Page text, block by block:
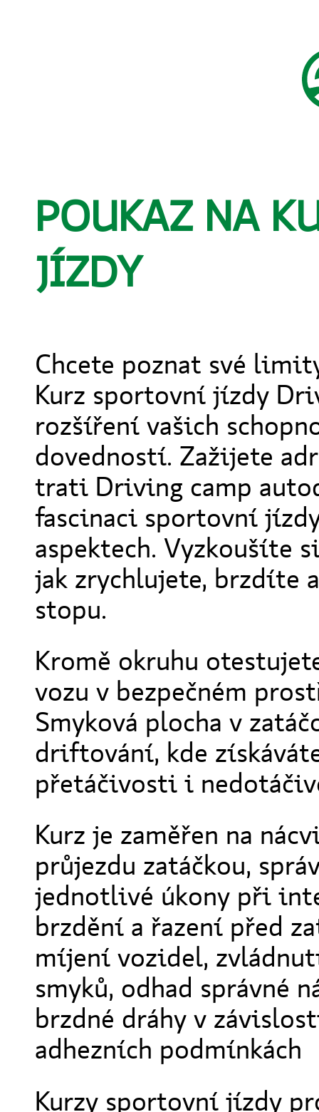
POUKAZ NA
JÍZDY
Chcete poznat své
Kurz sportovní jízdy
rozšíření vašich
dovedností. Zažijete
trati Driving camp
fascinaci sportovní
aspektech. Vyzkoušíte
jak zrychlujete, brzdíte
stopu.
Kromě okruhu
vozu v bezpečném
Smyková plocha v
driftování, kde
přetáčivosti i
Kurz je zaměřen na
průjezdu zatáčkou,
jednotlivé úkony při
brzdění a řazení před
míjení vozidel,
smyků, odhad správné
brzdné dráhy v
adhezních podmínkách
Kurzy sportovní jízdy